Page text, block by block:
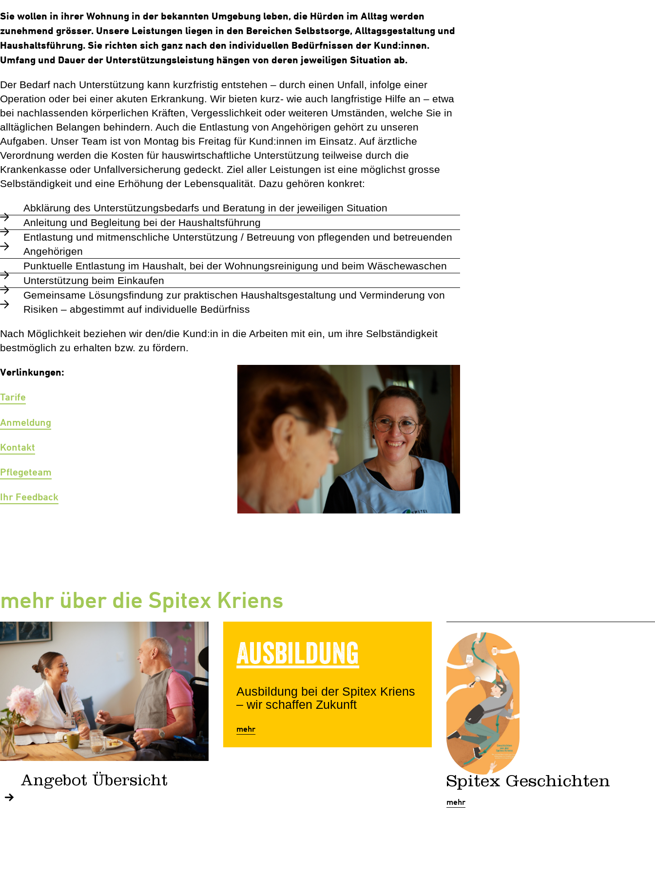
Sie wollen in ihrer Wohnung in der bekannten Umgebung leben, die Hürden im Alltag werden
zunehmend grösser. Unsere Leistungen liegen in den Bereichen Selbstsorge, Alltagsgestaltung und
Haushaltsführung. Sie richten sich ganz nach den individuellen Bedürfnissen der Kund:innen.
Umfang und Dauer der Unterstützungsleistung hängen von deren jeweiligen Situation ab.
Der Bedarf nach Unterstützung kann kurzfristig entstehen – durch einen Unfall, infolge einer
Operation oder bei einer akuten Erkrankung. Wir bieten kurz- wie auch langfristige Hilfe an – etwa
bei nachlassenden körperlichen Kräften, Vergesslichkeit oder weiteren Umständen, welche Sie in
alltäglichen Belangen behindern. Auch die Entlastung von Angehörigen gehört zu unseren
Aufgaben. Unser Team ist von Montag bis Freitag für Kund:innen im Einsatz. Auf ärztliche
Verordnung werden die Kosten für hauswirtschaftliche Unterstützung teilweise durch die
Krankenkasse oder Unfallversicherung gedeckt. Ziel aller Leistungen ist eine möglichst grosse
Selbständigkeit und eine Erhöhung der Lebensqualität. Dazu gehören konkret:
Abklärung des Unterstützungsbedarfs und Beratung in der jeweiligen Situation
Anleitung und Begleitung bei der Haushaltsführung
Entlastung und mitmenschliche Unterstützung / Betreuung von pflegenden und betreuenden
Angehörigen
Punktuelle Entlastung im Haushalt, bei der Wohnungsreinigung und beim Wäschewaschen
Unterstützung beim Einkaufen
Gemeinsame Lösungsfindung zur praktischen Haushaltsgestaltung und Verminderung von
Risiken – abgestimmt auf individuelle Bedürfniss
Nach Möglichkeit beziehen wir den/die Kund:in in die Arbeiten mit ein, um ihre Selbständigkeit
bestmöglich zu erhalten bzw. zu fördern.
Verlinkungen:
Tarife
Anmeldung
Kontakt
Pflegeteam
Ihr Feedback
mehr über die Spitex Kriens
Angebot Übersicht
Ausbildung
Ausbildung bei der Spitex Kriens
– wir schaffen Zukunft
mehr
Spitex Geschichten
mehr